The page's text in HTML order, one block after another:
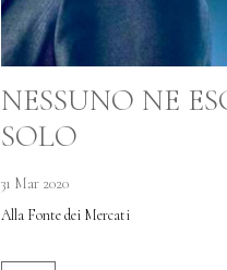
NESSUNO NE
SOLO
31 Mar 2020
Alla Fonte dei Mercati